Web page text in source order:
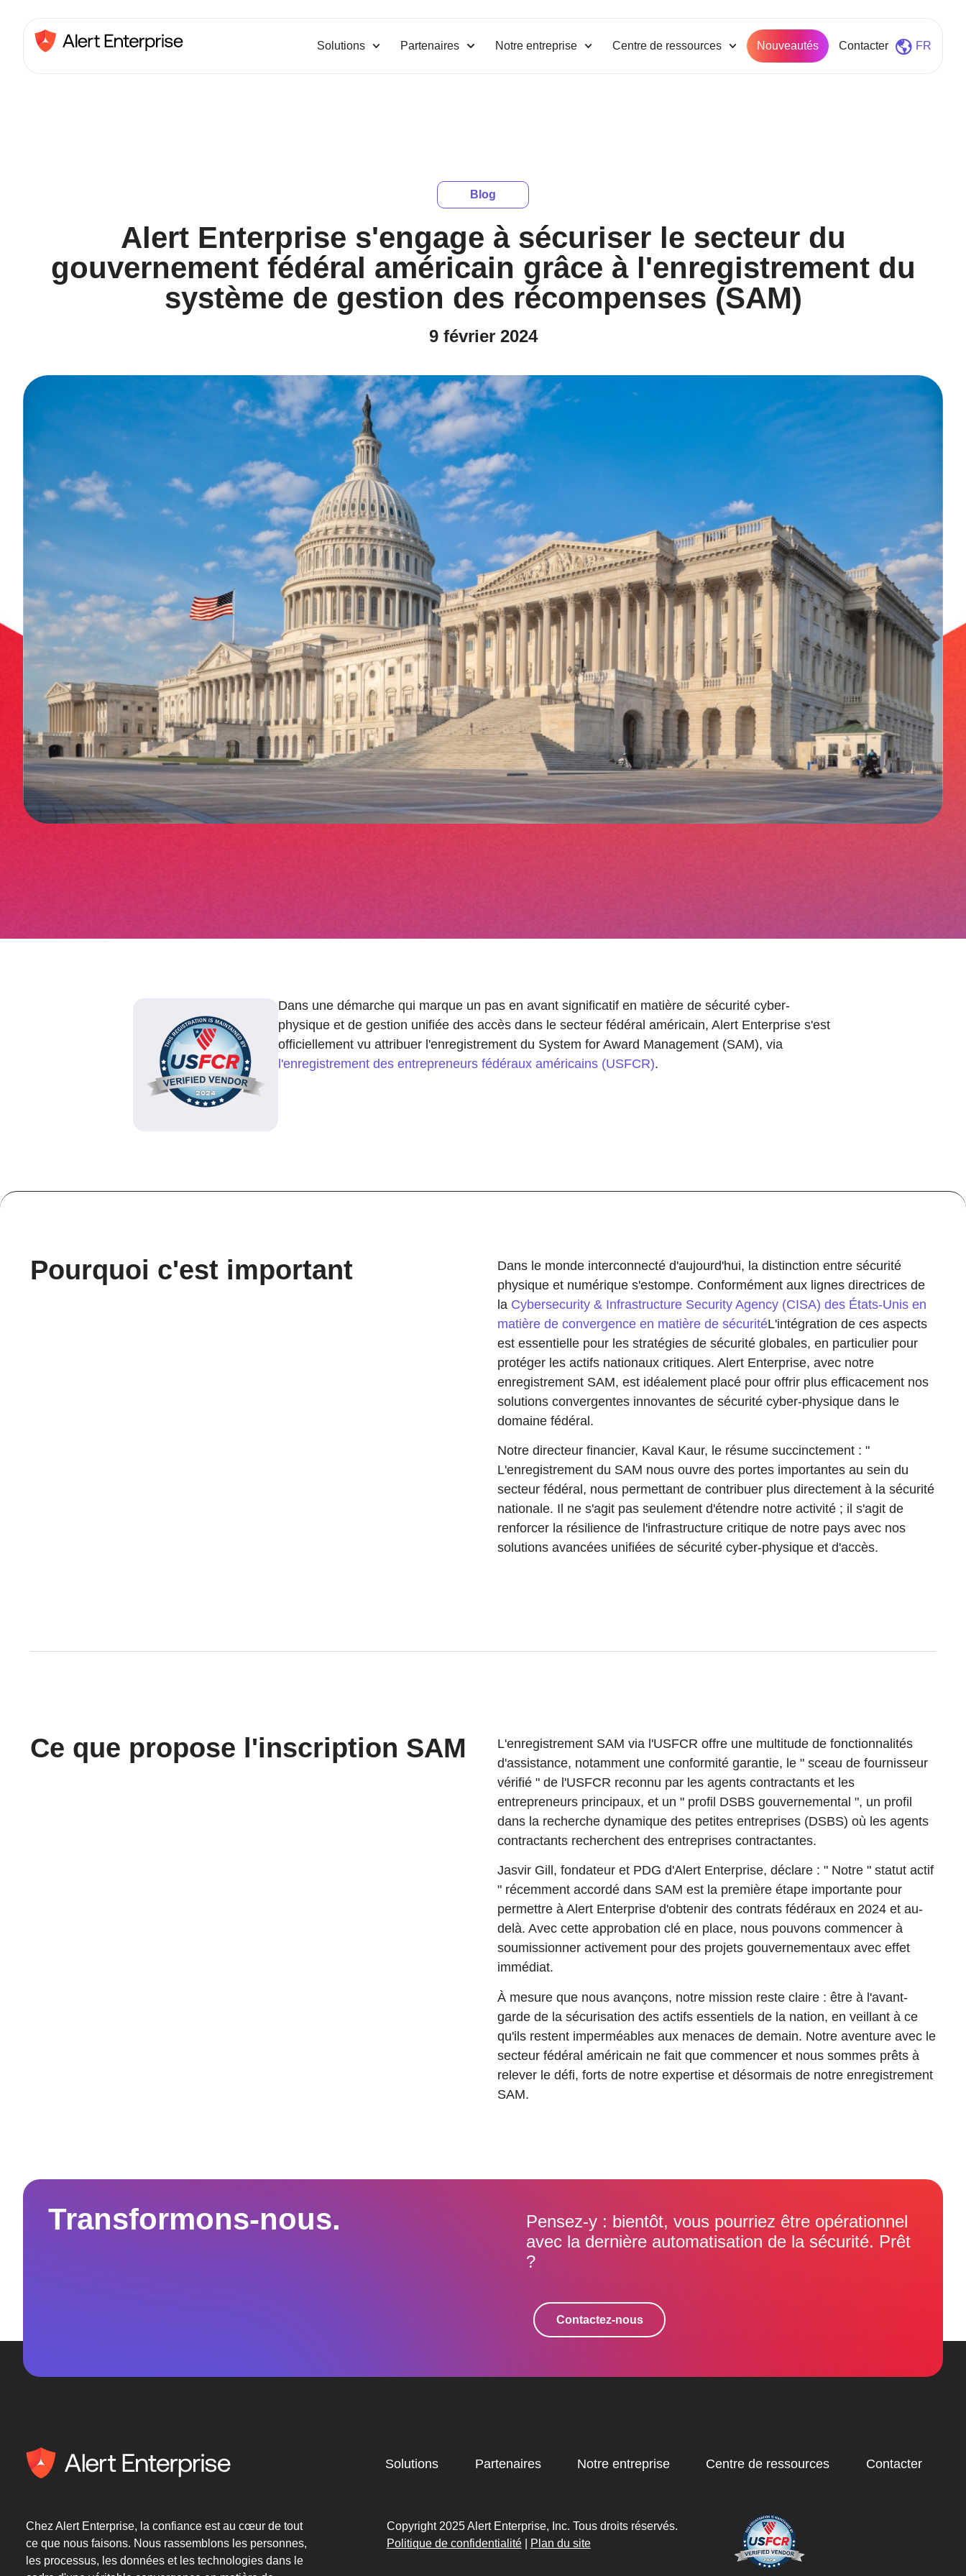
Solutions Partenaires Notre entreprise Centre de ressources Nouveautés Contacter FR
Blog
Alert Enterprise s'engage à sécuriser le secteur du
gouvernement fédéral américain grâce à l'enregistrement du
système de gestion des récompenses (SAM)
9 février 2024
Dans une démarche qui marque un pas en avant significatif en matière de sécurité cyber-
physique et de gestion unifiée des accès dans le secteur fédéral américain, Alert Enterprise s'est
officiellement vu attribuer l'enregistrement du System for Award Management (SAM), via
l'enregistrement des entrepreneurs fédéraux américains (USFCR).
Pourquoi c'est important
Dans le monde interconnecté d'aujourd'hui, la distinction entre sécurité
physique et numérique s'estompe. Conformément aux lignes directrices de
la Cybersecurity & Infrastructure Security Agency (CISA) des États-Unis en
matière de convergence en matière de sécuritéL'intégration de ces aspects
est essentielle pour les stratégies de sécurité globales, en particulier pour
protéger les actifs nationaux critiques. Alert Enterprise, avec notre
enregistrement SAM, est idéalement placé pour offrir plus efficacement nos
solutions convergentes innovantes de sécurité cyber-physique dans le
domaine fédéral.
Notre directeur financier, Kaval Kaur, le résume succinctement : "
L'enregistrement du SAM nous ouvre des portes importantes au sein du
secteur fédéral, nous permettant de contribuer plus directement à la sécurité
nationale. Il ne s'agit pas seulement d'étendre notre activité ; il s'agit de
renforcer la résilience de l'infrastructure critique de notre pays avec nos
solutions avancées unifiées de sécurité cyber-physique et d'accès.
Ce que propose l'inscription SAM
L'enregistrement SAM via l'USFCR offre une multitude de fonctionnalités
d'assistance, notamment une conformité garantie, le " sceau de fournisseur
vérifié " de l'USFCR reconnu par les agents contractants et les
entrepreneurs principaux, et un " profil DSBS gouvernemental ", un profil
dans la recherche dynamique des petites entreprises (DSBS) où les agents
contractants recherchent des entreprises contractantes.
Jasvir Gill, fondateur et PDG d'Alert Enterprise, déclare : " Notre " statut actif
" récemment accordé dans SAM est la première étape importante pour
permettre à Alert Enterprise d'obtenir des contrats fédéraux en 2024 et au-
delà. Avec cette approbation clé en place, nous pouvons commencer à
soumissionner activement pour des projets gouvernementaux avec effet
immédiat.
À mesure que nous avançons, notre mission reste claire : être à l'avant-
garde de la sécurisation des actifs essentiels de la nation, en veillant à ce
qu'ils restent imperméables aux menaces de demain. Notre aventure avec le
secteur fédéral américain ne fait que commencer et nous sommes prêts à
relever le défi, forts de notre expertise et désormais de notre enregistrement
SAM.
Transformons-nous.
Pensez-y : bientôt, vous pourriez être opérationnel
avec la dernière automatisation de la sécurité. Prêt
?
Contactez-nous
Solutions Partenaires Notre entreprise Centre de ressources Contacter
Chez Alert Enterprise, la confiance est au cœur de tout
ce que nous faisons. Nous rassemblons les personnes,
les processus, les données et les technologies dans le
Copyright 2025 Alert Enterprise, Inc. Tous droits réservés.
Politique de confidentialité| Plan du site